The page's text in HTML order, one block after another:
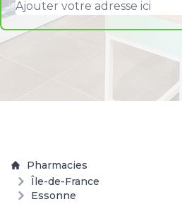
Pharmacies
Île-de-France
Essonne